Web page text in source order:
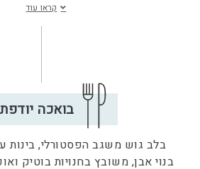
קראו עוד
בואכה יודפת
בלב גוש משגב הפסטורלי, בינות
בנוי אבן, משובץ בחנויות בוטיק